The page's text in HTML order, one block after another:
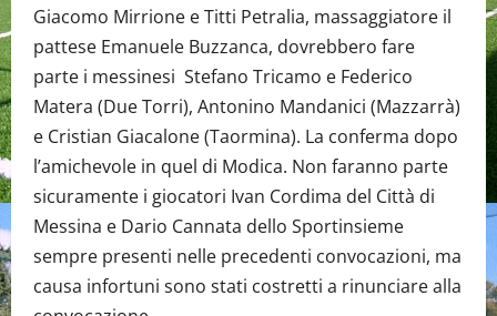
Giacomo Mirrione e Titti Petralia, massaggiatore il
pattese Emanuele Buzzanca, dovrebbero fare
parte i messinesi Stefano Tricamo e Federico
Matera (Due Torri), Antonino Mandanici (Mazzarrà)
e Cristian Giacalone (Taormina). La conferma dopo
l’amichevole in quel di Modica. Non faranno parte
sicuramente i giocatori Ivan Cordima del Città di
Messina e Dario Cannata dello Sportinsieme
sempre presenti nelle precedenti convocazioni, ma
causa infortuni sono stati costretti a rinunciare alla